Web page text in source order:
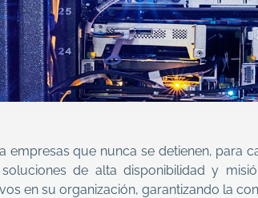
empresas que nunca se detienen, para
de alta disponibilidad y
en su organización, garantizando la